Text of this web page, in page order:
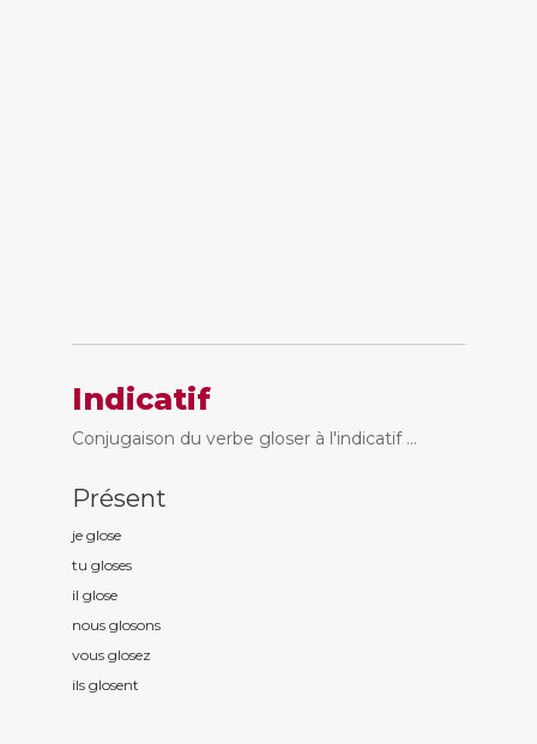
Indicatif
Conjugaison du verbe gloser à l'indicatif ...
Présent
je glose
tu gloses
il glose
nous glosons
vous glosez
ils glosent